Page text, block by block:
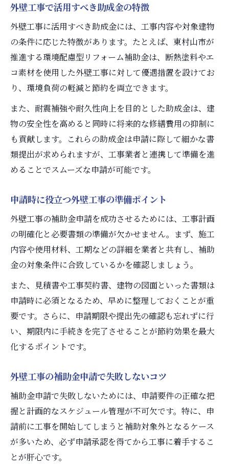
外壁工事で活用すべき助成金の特徴
外壁工事に活用すべき助成金には、工事内容や対象建物
の条件に応じた特徴があります。たとえば、東村山市が
推進する環境配慮型リフォーム補助金は、断熱塗料やエ
コ素材を使用した外壁工事に対して優遇措置を設けてお
り、環境負荷の軽減と節約を両立できます。
また、耐震補強や耐久性向上を目的とした助成金は、建
物の安全性を高めると同時に将来的な修繕費用の抑制に
も貢献します。これらの助成金は申請に際して細かな書
類提出が求められますが、工事業者と連携して準備を進
めることでスムーズな申請が可能です。
申請時に役立つ外壁工事の準備ポイント
外壁工事の補助金申請を成功させるためには、工事計画
の明確化と必要書類の準備が欠かせません。まず、施工
内容や使用材料、工期などの詳細を業者と共有し、補助
金の対象条件に合致しているかを確認しましょう。
また、見積書や工事契約書、建物の図面といった書類は
申請時に必須となるため、早めに整理しておくことが重
要です。さらに、申請期限や提出先の確認も忘れずに行
い、期限内に手続きを完了させることが節約効果を最大
化するポイントです。
外壁工事の補助金申請で失敗しないコツ
補助金申請で失敗しないためには、申請要件の正確な把
握と計画的なスケジュール管理が不可欠です。特に、申
請前に工事を開始してしまうと補助対象外となるケース
が多いため、必ず申請承認を得てから工事に着手するこ
とが肝心です。